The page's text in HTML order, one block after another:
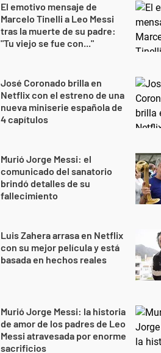
El emotivo mensaje de
Marcelo Tinelli a Leo Messi
tras la muerte de su padre:
"Tu viejo se fue con..."
José Coronado brilla en
Netflix con el estreno de una
nueva miniserie española de
4 capítulos
Murió Jorge Messi: el
comunicado del sanatorio
brindó detalles de su
fallecimiento
Luis Zahera arrasa en Netflix
con su mejor película y está
basada en hechos reales
Murió Jorge Messi: la historia
de amor de los padres de Leo
Messi atravesada por enorme
sacrificios